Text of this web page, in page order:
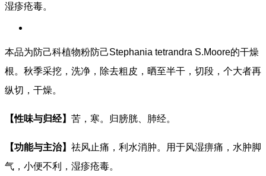
湿疹疮毒。
本品为防己科植物粉防己Stephania tetrandra S.Moore的干燥
根。秋季采挖，洗净，除去粗皮，晒至半干，切段，个大者再
纵切，干燥。
【性味与归经】 苦，寒。归膀胱、肺经。
【功能与主治】 祛风止痛，利水消肿。用于风湿痹痛，水肿脚
气，小便不利，湿疹疮毒。